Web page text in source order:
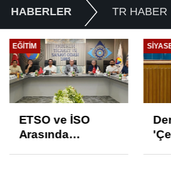
HABERLER TR HABER
EĞITIM
ETSO ve İSO
Arasında